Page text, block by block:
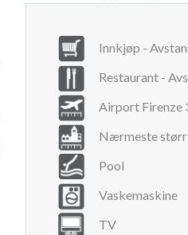
Innkjøp -
Restaurant -
Airport Firenze
Nærmeste
Pool
Vaskemaskine
TV